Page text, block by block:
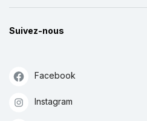
Suivez-nous
Facebook
Instagram